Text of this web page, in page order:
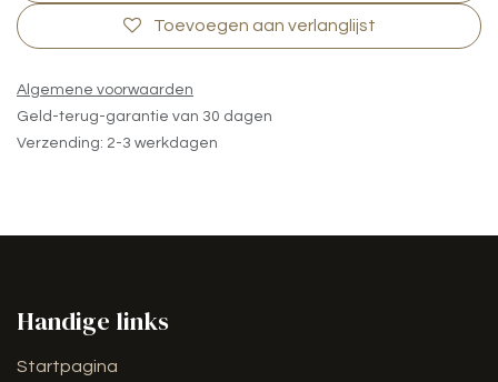
Toevoegen aan verlanglijst
Algemene voorwaarden
Geld-terug-garantie van 30 dagen
Verzending: 2-3 werkdagen
Handige links
Startpagina